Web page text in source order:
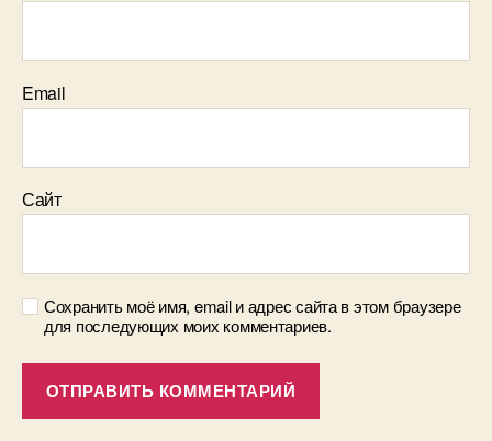
Email
Сайт
Сохранить моё имя, email и адрес сайта в этом браузере
для последующих моих комментариев.